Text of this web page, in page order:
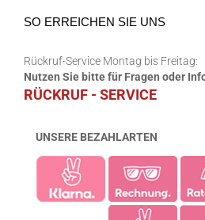
SO ERREICHEN SIE UNS
Rückruf-Service Montag bis Freitag:
Nutzen Sie bitte für Fragen oder
RÜCKRUF - SERVICE
UNSERE BEZAHLARTEN